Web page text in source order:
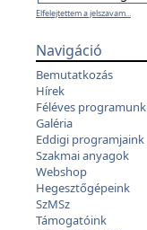
Elfelejtettem a jelszavam...
Navigáció
Bemutatkozás
Hírek
Féléves programunk
Galéria
Eddigi programjaink
Szakmai anyagok
Webshop
Hegesztőgépeink
SzMSz
Támogatóink